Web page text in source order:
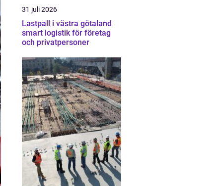
31 juli 2026
Lastpall i västra götaland
smart logistik för företag
och privatpersoner